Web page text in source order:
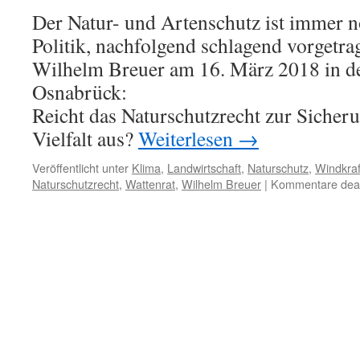
Der Natur- und Artenschutz ist immer
Politik, nachfolgend schlagend
Wilhelm Breuer am 16. März 2018 in
Osnabrück:
Reicht das Naturschutzrecht zur
Vielfalt aus?Weiterlesen →
Veröffentlicht unter Klima, Landwirtschaft, Naturschutz,
Naturschutzrecht, Wattenrat, Wilhelm Breuer | Kommentare